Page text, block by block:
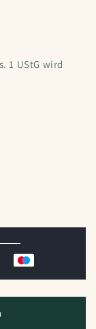
1 UStG wird